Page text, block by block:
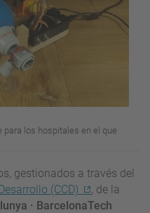
para los hospitales en el que
gestionados a través del
(CCD)
, de la
· BarcelonaTech